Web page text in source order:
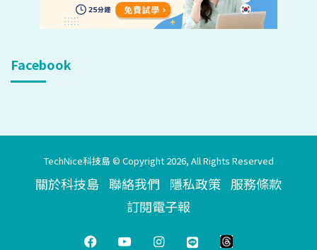
Facebook
TechNice科技島 © Copyright 2026, All Rights Reserved
關於科技島 聯絡我們 隱私政策 服務條款
訂閱電子報